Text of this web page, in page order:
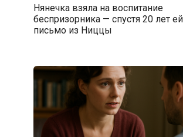
Нянечка взяла на воспитание
беспризорника — спустя 20 лет
письмо из Ниццы